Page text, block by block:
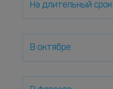
На длительный срок
В октябре